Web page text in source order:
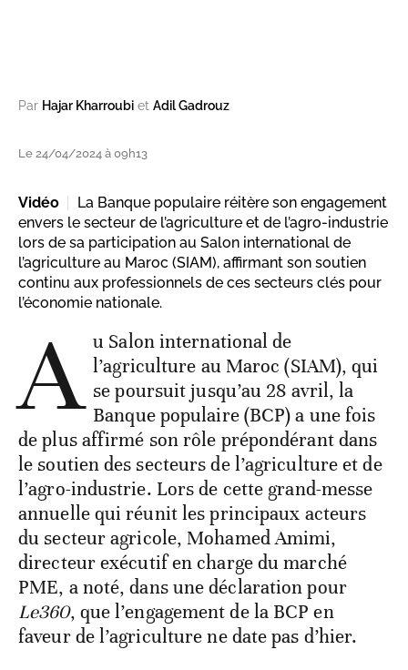
Par Hajar Kharroubi et Adil Gadrouz
Le 24/04/2024 à 09h13
Vidéo
La Banque populaire réitère son engagement
envers le secteur de l’agriculture et de l’agro-industrie
lors de sa participation au Salon international de
l’agriculture au Maroc (SIAM), affirmant son soutien
continu aux professionnels de ces secteurs clés pour
l’économie nationale.
A u Salon international de
l’agriculture au Maroc (SIAM), qui
se poursuit jusqu’au 28 avril, la
Banque populaire (BCP) a une fois
de plus affirmé son rôle prépondérant dans
le soutien des secteurs de l’agriculture et de
l’agro-industrie. Lors de cette grand-messe
annuelle qui réunit les principaux acteurs
du secteur agricole, Mohamed Amimi,
directeur exécutif en charge du marché
PME, a noté, dans une déclaration pour
Le360, que l’engagement de la BCP en
faveur de l’agriculture ne date pas d’hier.